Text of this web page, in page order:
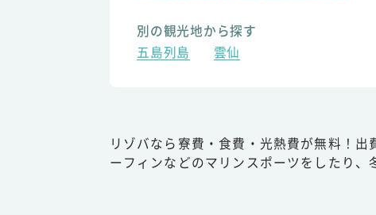
別の観光地から探す
五島列島
雲仙
リゾバなら寮費・食費・光熱費が無料！
ーフィンなどのマリンスポーツをしたり